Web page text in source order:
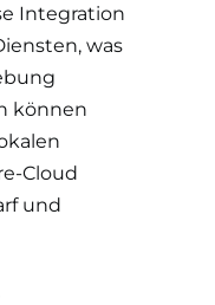
Integration
was
können
Cloud
und